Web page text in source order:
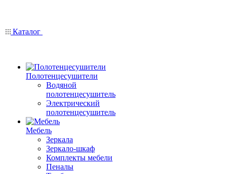
Каталог
Полотенцесушители
Водяной
полотенцесушитель
Электрический
полотенцесушитель
Мебель
Зеркала
Зеркало-шкаф
Комплекты мебели
Пеналы